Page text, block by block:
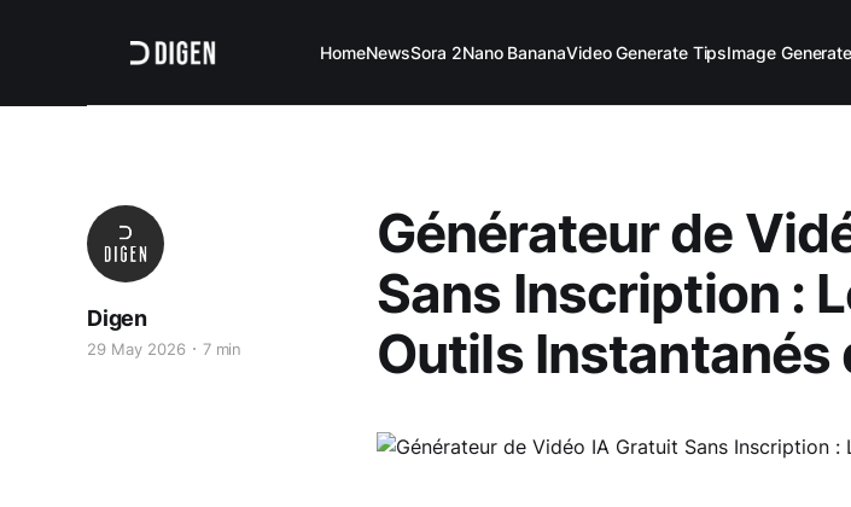
HomeNewsSora 2Nano BananaVideo Generate TipsImage
Générateur de
Sans Inscription :
Outils Instantanés
Digen
29 May 2026 7 min